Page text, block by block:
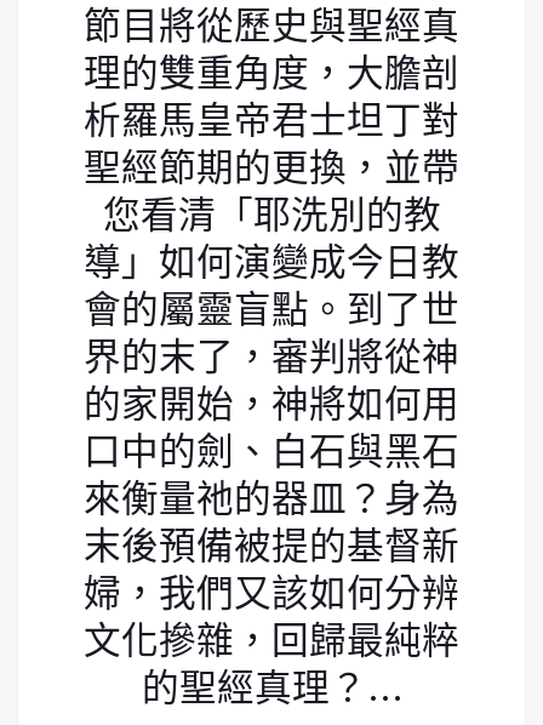
節目將從歷史與聖經真
理的雙重角度，大膽剖
析羅馬皇帝君士坦丁對
聖經節期的更換，並帶
您看清「耶洗別的教
導」如何演變成今日教
會的屬靈盲點。到了世
界的末了，審判將從神
的家開始，神將如何用
口中的劍、白石與黑石
來衡量祂的器皿？身為
末後預備被提的基督新
婦，我們又該如何分辨
文化摻雜，回歸最純粹
的聖經真理？…